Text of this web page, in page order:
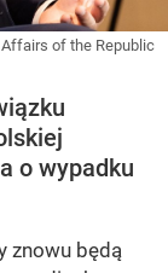
of the Republic
o wypadku
znowu będą